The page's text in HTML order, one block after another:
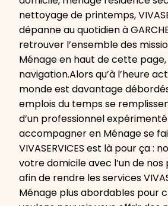
nettoyage de printemps,
dépanne au quotidien à
retrouver l’ensemble des
Ménage en haut de cette
navigation.Alors qu’à l’heure
monde est davantage
emplois du temps se
d’un professionnel
accompagner en Ménage se
VIVASERVICES est là pour ça :
votre domicile avec l’un de
afin de rendre les services
Ménage plus abordables pour